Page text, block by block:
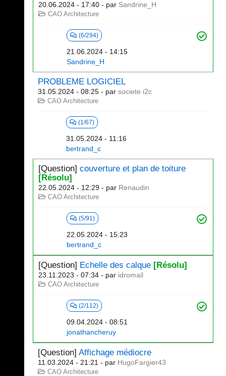
20.06.2024 - 17:40 - par Sandrine_H
CAO Architecture
(6/294)
21.06.2024 - 14:15
Sandrine_H
PROBLEME LOGICIEL
31.05.2024 - 08:25 - par societe i2c
CAO Architecture
(1/67)
31.05.2024 - 11:16
bertrand_c
[Question] couverture et plan de toiture
[Résolu]
22.05.2024 - 12:29 - par Renaudin
CAO Architecture
(5/91)
22.05.2024 - 15:23
bertrand_c
[Question] Echelle des calque [Résolu]
23.11.2023 - 07:34 - par idromail
CAO Architecture
(2/112)
09.04.2024 - 08:51
jonathancheruy
[Question] Affichage médiocre
11.03.2024 - 21:21 - par HugoFargier43
CAO Architecture